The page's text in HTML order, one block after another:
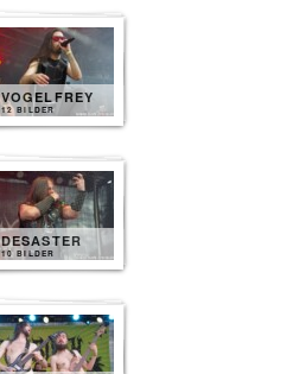
VOGELFREY
12 BILDER
DESASTER
10 BILDER